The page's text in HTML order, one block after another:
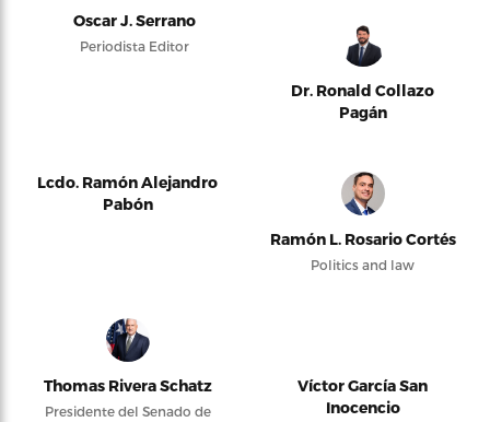
Oscar J. Serrano
Periodista Editor
Dr. Ronald Collazo
Pagán
Lcdo. Ramón Alejandro
Pabón
Ramón L. Rosario Cortés
Politics and law
Thomas Rivera Schatz
Presidente del Senado de
Víctor García San
Inocencio